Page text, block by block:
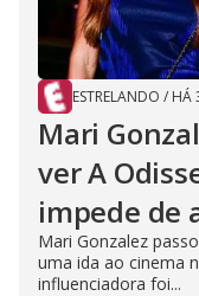
ESTRELANDO / HÁ
Mari
ver A
impede de
Mari Gonzalez
uma ida ao cinema
influenciadora foi...